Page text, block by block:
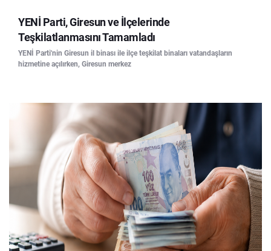
YENİ Parti, Giresun ve İlçelerinde
Teşkilatlanmasını Tamamladı
YENİ Parti'nin Giresun il binası ile ilçe teşkilat binaları vatandaşların
hizmetine açılırken, Giresun merkez